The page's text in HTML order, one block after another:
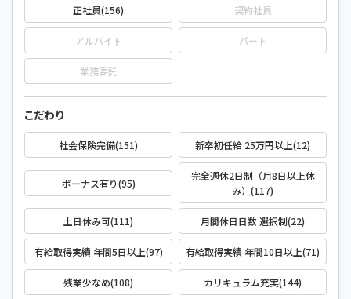
正社員(156) 契約社員
アルバイト パート
業務委託
こだわり
社会保険完備(151) 新卒初任給 25万円以上(12)
ボーナス有り(95)
完全週休2日制（月8日以上休
み）(117)
土日休み可(111) 月間休日日数 選択制(22)
有給取得実績 年間5日以上(97) 有給取得実績 年間10日以上(71)
残業少なめ(108) カリキュラム充実(144)